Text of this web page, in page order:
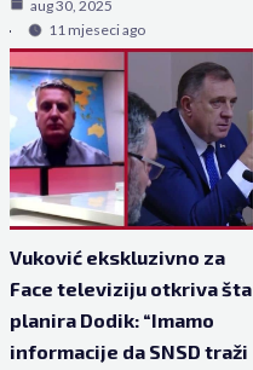
aug 30, 2025
11 mjeseci ago
Vuković ekskluzivno za
Face televiziju otkriva šta
planira Dodik: “Imamo
informacije da SNSD traži